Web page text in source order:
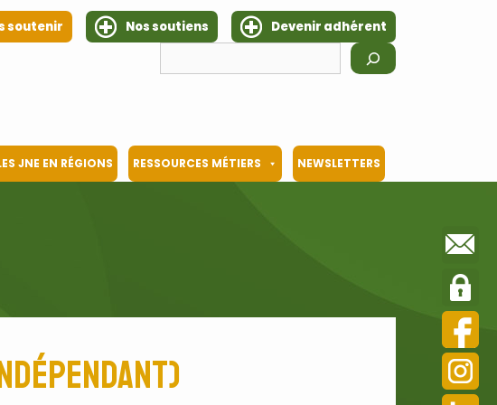
soutenir Nos soutiens
Devenir adhérent
JNE EN RÉGIONS RESSOURCES MÉTIERS NEWSLETTERS